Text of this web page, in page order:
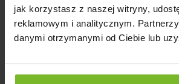
jak korzystasz z naszej witryny,
reklamowym i analitycznym.
danymi otrzymanymi od Ciebie lub